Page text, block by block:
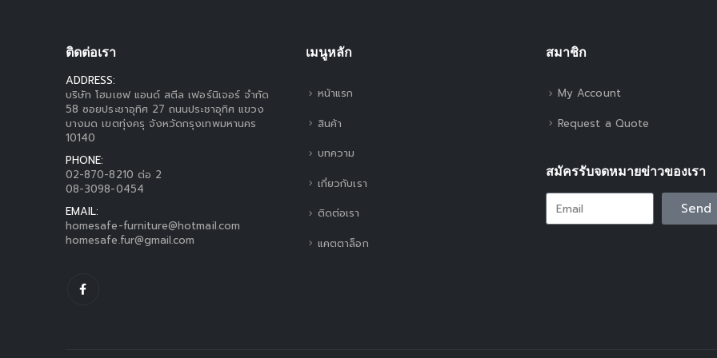
ติดต่อเรา
ADDRESS:
บริษัท โฮมเซฟ แอนด์ สตีล เฟอร์นิเจอร์ จำกัด
58 ซอยประชาอุทิศ 27 ถนนประชาอุทิศ แขวง
บางมด เขตทุ่งครุ จังหวัดกรุงเทพมหานคร
10140
PHONE:
02-870-8210 ต่อ 2
08-3098-0454
EMAIL:
homesafe-furniture@hotmail.com
homesafe.fur@gmail.com
เมนูหลัก
หน้าแรก
สินค้า
บทความ
เกี่ยวกับเรา
ติดต่อเรา
แคตตาล็อก
สมาชิก
My Account
Request a Quote
สมัครรับจดหมายข่าวของเรา
Send